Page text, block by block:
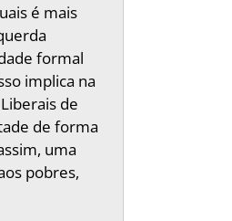
é mais
formal
implica na
de
de forma
uma
pobres,